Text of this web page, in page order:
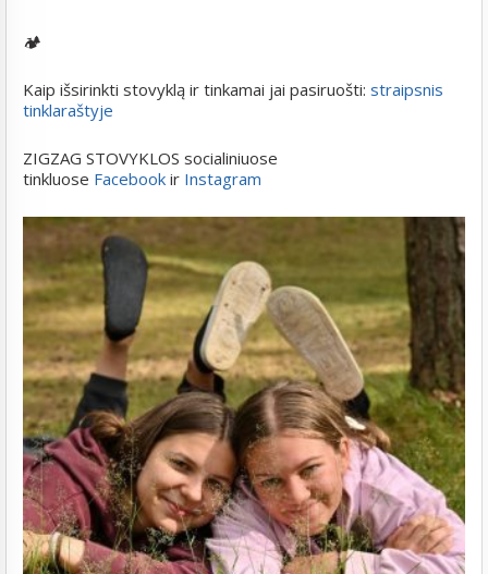
🏕️
Kaip išsirinkti stovyklą ir tinkamai jai pasiruošti: straipsnis
tinklaraštyje
ZIGZAG STOVYKLOS socialiniuose
tinkluose Facebook ir Instagram